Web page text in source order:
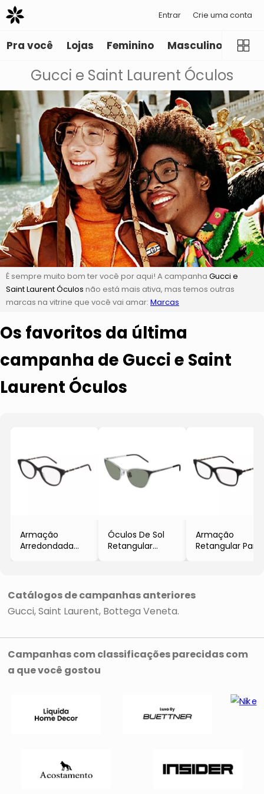
Entrar Crie uma conta
Pra você Lojas Feminino Masculino
Gucci e Saint Laurent Óculos
É sempre muito bom ter você por aqui! A campanha Gucci e
Saint Laurent Óculos não está mais ativa, mas temos outras
marcas na vitrine que você vai amar: Marcas
Os favoritos da última
campanha de Gucci e Saint
Laurent Óculos
Armação
Arredondada
- Gucci
Óculos De Sol
Retangular
Armação
Retangular Para
Catálogos de campanhas anteriores
Gucci Saint Laurent Bottega Veneta
Campanhas com classificações parecidas com
a que você gostou